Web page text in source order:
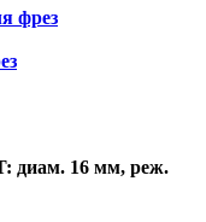
фрез
диам. 16 мм, реж.